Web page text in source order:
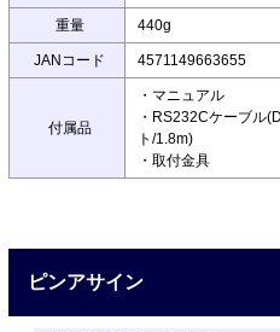
重量 440g
JANコード 4571149663655
付属品
・マニュアル
・RS232Cケーブル
ト/1.8m)
・取付金具
ピンアサイン